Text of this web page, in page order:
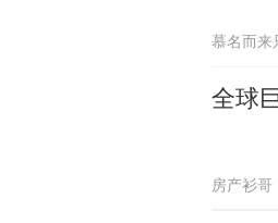
慕名而来
全球
房产衫哥